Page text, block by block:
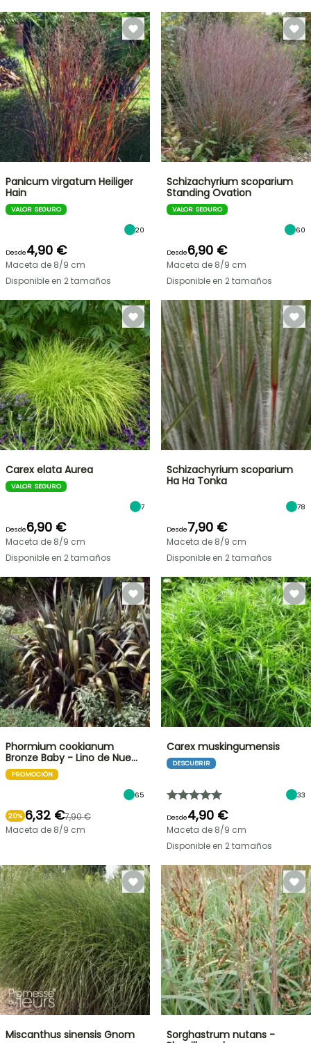
Panicum virgatum Heiliger
Hain
VALOR SEGURO
20
Desde4,90 €
Maceta de 8/9 cm
Disponible en 2 tamaños
Schizachyrium scoparium
Standing Ovation
VALOR SEGURO
60
Desde6,90 €
Maceta de 8/9 cm
Disponible en 2 tamaños
Carex elata Aurea
VALOR SEGURO
7
Desde6,90 €
Maceta de 8/9 cm
Disponible en 2 tamaños
Schizachyrium scoparium
Ha Ha Tonka
78
Desde7,90 €
Maceta de 8/9 cm
Disponible en 2 tamaños
Phormium cookianum
Bronze Baby - Lino de Nue…
PROMOCIÓN
65
20% 6,32 €7,90 €
Maceta de 8/9 cm
Carex muskingumensis
DESCUBRIR
33
Desde4,90 €
Maceta de 8/9 cm
Disponible en 2 tamaños
Miscanthus sinensis Gnom
Sorghastrum nutans -